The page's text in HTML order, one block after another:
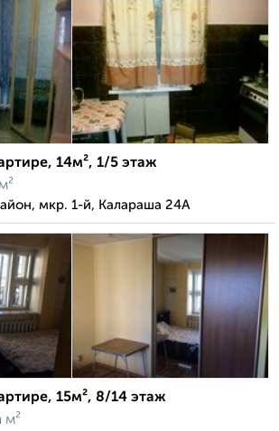
14м², 1/5 этаж
мкр. 1-й, Калараша 24А
15м², 8/14 этаж
м²